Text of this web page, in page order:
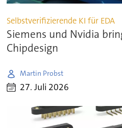
Selbstverifizierende KI für EDA
Siemens und Nvidia
Chipdesign
Martin Probst
27. Juli 2026